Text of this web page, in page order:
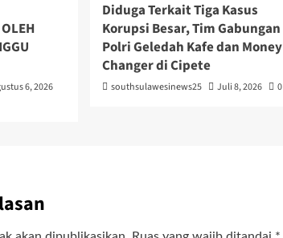
6, 2026
Diduga Terkait Tiga Kasus
Korupsi Besar, Tim Gabungan
Polri Geledah Kafe dan Money
Changer di Cipete
southsulawesinews25 Juli 8, 2026 0